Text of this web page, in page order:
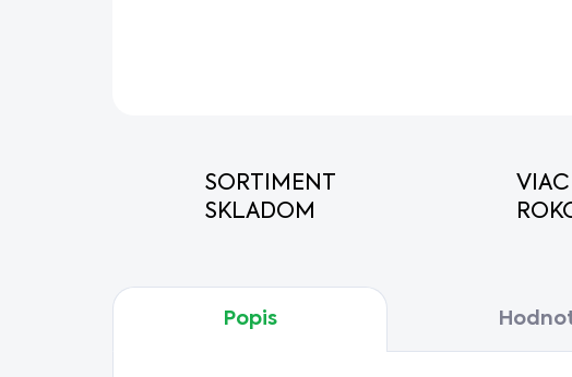
SORTIMENT
SKLADOM
Popis